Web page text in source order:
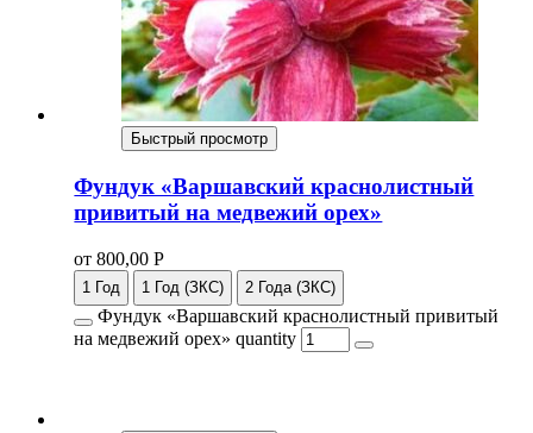
Быстрый просмотр
Фундук «Варшавский краснолистный
привитый на медвежий орех»
от800,00Р
1 Год 1 Год (ЗКС) 2 Года (ЗКС)
Фундук «Варшавский краснолистный привитый
на медвежий орех» quantity